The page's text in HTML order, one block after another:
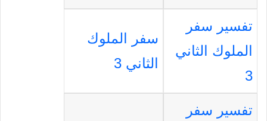
تفسير سفر
الملوك الثاني
3
سفر الملوك
الثاني 3
تفسير سفر